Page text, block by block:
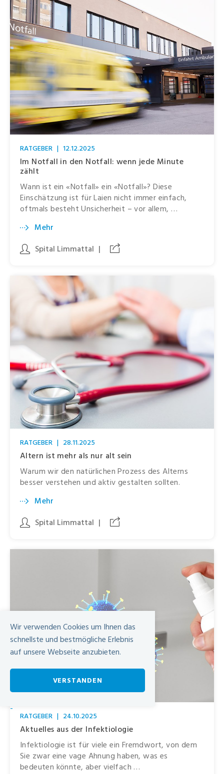
RATGEBER | 12.12.2025
Im Notfall in den Notfall: wenn jede Minute
zählt
Wann ist ein «Notfall» ein «Notfall»? Diese
Einschätzung ist für Laien nicht immer einfach,
oftmals besteht Unsicherheit – vor allem, …
Mehr
Spital Limmattal |
RATGEBER | 28.11.2025
Altern ist mehr als nur alt sein
Warum wir den natürlichen Prozess des Alterns
besser verstehen und aktiv gestalten sollten.
Mehr
Spital Limmattal |
RATGEBER | 24.10.2025
Aktuelles aus der Infektiologie
Infektiologie ist für viele ein Fremdwort, von dem
Sie zwar eine vage Ahnung haben, was es
bedeuten könnte, aber vielfach …
Wir verwenden Cookies um Ihnen das
schnellste und bestmögliche Erlebnis
auf unsere Webseite anzubieten.
VERSTANDEN
-